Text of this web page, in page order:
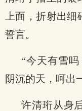
上面，折射出
誓言。
“今天有雪
阴沉的天，呵出
许清珩从身